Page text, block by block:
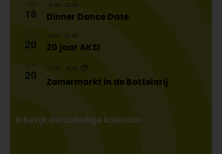
18
18:00 - 23:59
Dinner Dance Date
20
10:00 - 21:00
20 jaar AKSI
20 11:00 - 18:00
Zomermarkt in de Bottelarij
Bekijk de volledige kalender